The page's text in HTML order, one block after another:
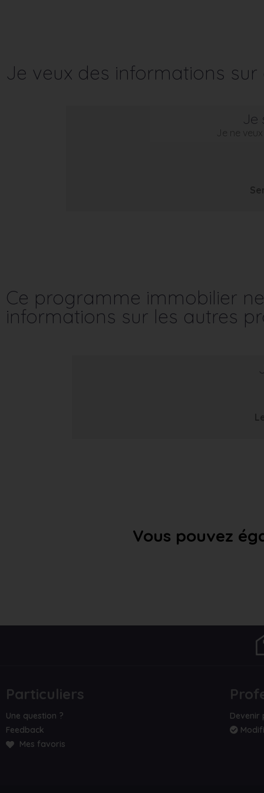
Je veux des informations
Je
Je ne
Ce programme immobilier
informations sur les autres
Vous pouvez
Particuliers
Une question ?
Feedback
Mes favoris
Devenir